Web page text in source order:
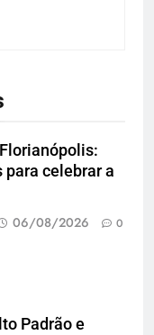
celebrar a
06/08/2026 0
Padrão e